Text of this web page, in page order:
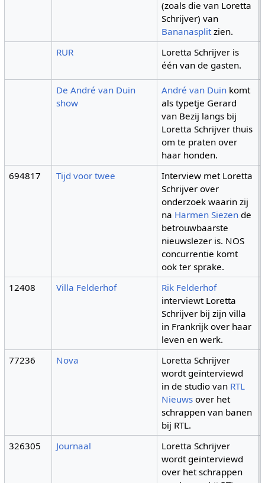
(zoals die van Loretta
Schrijver) van
Bananasplitzien.
RUR
Loretta Schrijver is
één van de gasten.
De André van Duin
show
André van Duin komt
als typetje Gerard
van Bezij langs bij
Loretta Schrijver thuis
om te praten over
haar honden.
694817 Tijd voor twee
Interview met Loretta
Schrijver over
onderzoek waarin zij
na Harmen Siezen de
betrouwbaarste
nieuwslezer is. NOS
concurrentie komt
ook ter sprake.
12408 Villa Felderhof
Rik Felderhof
interviewt Loretta
Schrijver bij zijn villa
in Frankrijk over haar
leven en werk.
77236 Nova
Loretta Schrijver
wordt geïnterviewd
in de studio van RTL
Nieuws over het
schrappen van banen
bij RTL.
326305 Journaal
Loretta Schrijver
wordt geïnterviewd
over het schrappen